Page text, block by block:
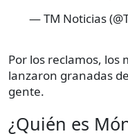
— TM Noticias
Por los reclamos, los
lanzaron granadas
gente.
¿Quién es